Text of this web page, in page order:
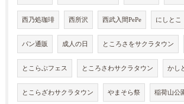
西乃処珈琲 西所沢 西武入間PePe にしとこ
パン通販 成人の日 ところさをサクラタウン
とこらぶフェス ところさわサクラタウン かし
とこらざわサクラタウン やまそら祭 稲荷山公